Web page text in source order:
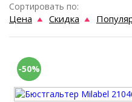
Сортировать по:
Цена Скидка
-50%